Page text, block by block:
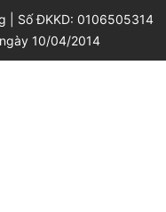
| Số ĐKKD: 0106505314
10/04/2014